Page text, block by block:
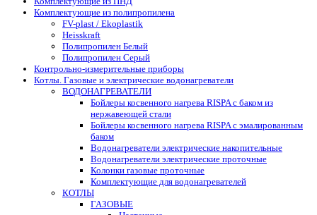
Комплектующие из полипропилена
FV-plast / Ekoplastik
Heisskraft
Полипропилен Белый
Полипропилен Серый
Контрольно-измерительные приборы
Котлы. Газовые и электрические водонагреватели
ВОДОНАГРЕВАТЕЛИ
Бойлеры косвенного нагрева RISPA с баком из
нержавеющей стали
Бойлеры косвенного нагрева RISPA с эмалированным
баком
Водонагреватели электрические накопительные
Водонагреватели электрические проточные
Колонки газовые проточные
Комплектующие для водонагревателей
КОТЛЫ
ГАЗОВЫЕ